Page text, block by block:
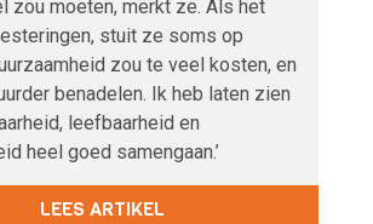
zou moeten, merkt ze. Als het
stuit ze soms op
zou te veel kosten, en
benadelen. Ik heb laten zien
leefbaarheid en
heel goed samengaan.’
LEES ARTIKEL